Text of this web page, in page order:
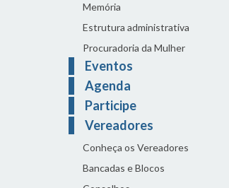
Memória
Estrutura administrativa
Procuradoria da Mulher
Eventos
Agenda
Participe
Vereadores
Conheça os Vereadores
Bancadas e Blocos